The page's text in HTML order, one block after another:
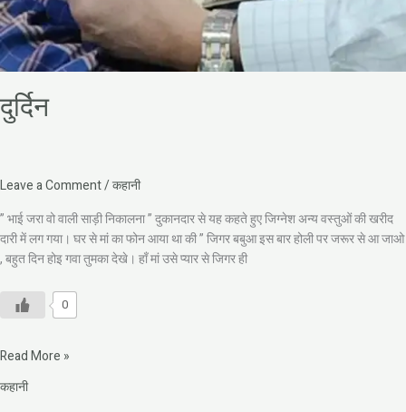
दुर्दिन
Leave a Comment/कहानी
” भाई जरा वो वाली साड़ी निकालना ” दुकानदार से यह कहते हुए जिग्नेश अन्य वस्तुओं की खरीद
दारी में लग गया। घर से मां का फोन आया था की ” जिगर बबुआ इस बार होली पर जरूर से आ जाओ
, बहुत दिन होइ गवा तुमका देखे। हाँ मां उसे प्यार से जिगर ही
0
Read More »
कहानी